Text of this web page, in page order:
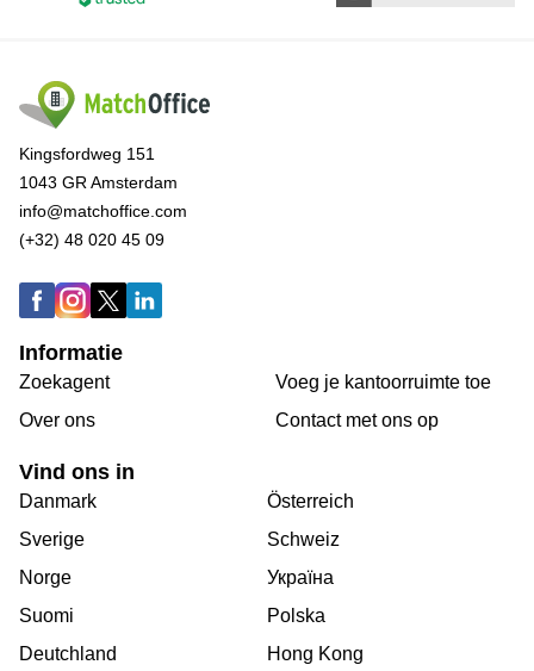
Kingsfordweg 151
1043 GR Amsterdam
info@matchoffice.com
(+32) 48 020 45 09
Informatie
Zoekagent
Over ons
Voeg je kantoorruimte toe
Сontact met ons op
Vind ons in
Danmark
Sverige
Norge
Suomi
Deutchland
Österreich
Schweiz
Україна
Polska
Hong Kong